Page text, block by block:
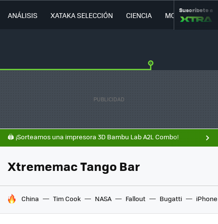
ANÁLISIS XATAKA SELECCIÓN CIENCIA MOVILIDAD
Suscríbete a
🖨️ ¡Sorteamos una impresora 3D Bambu Lab A2L Combo!
Xtrememac Tango Bar
HOY SE HABLA DE
China Tim Cook NASA Fallout Bugatti iPhone